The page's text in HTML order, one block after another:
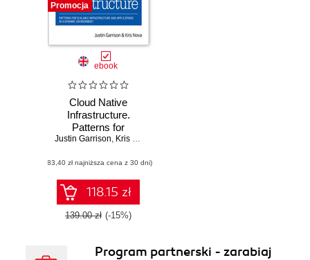
Promocja
ebook
Cloud Native
Infrastructure.
Patterns for
Scalable
Applications in a
Dynamic
Environment
Justin Garrison, Kris Nova
(83,40 zł najniższa cena z 30 dni)
118.15 zł
139.00 zł (-15%)
Program partnerski - zarabiaj